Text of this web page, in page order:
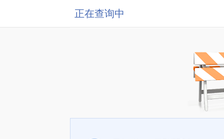
正在查询中